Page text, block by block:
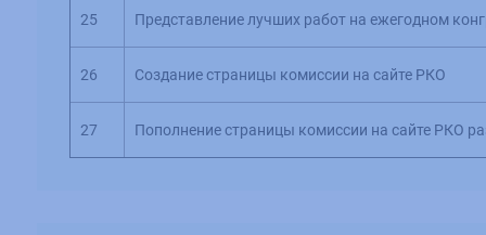
25 Представление лучших работ на ежегодном
26 Создание страницы комиссии на сайте РКО
27 Пополнение страницы комиссии на сайте РКО